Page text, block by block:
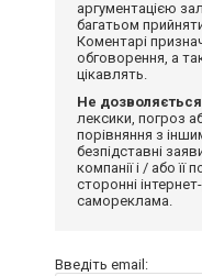
аргументацією
багатьом
Коментарі
обговорення, а
цікавлять.
Не
лексики, погроз
порівняння з
безпідставні
компанії і / або
сторонні
самореклама.
Введіть email: